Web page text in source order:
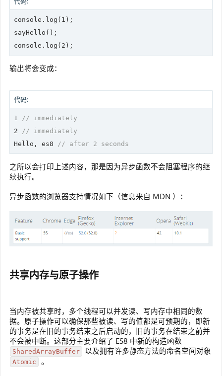
console .log( 1 );
console .log( 2 );
输出将会变成：
代码:
1
// immediately
2
// immediately
Hello, es8
// after 2 seconds
之所以会打印上述内容，那是因为异步函数不会阻塞程序的继
续执行。
异步函数的浏览器支持情况如下（信息来自 MDN ）：
共享内存与原子操作
当内存被共享时，多个线程可以并发读、写内存中相同的数
据。原子操作可以确保那些被读、写的值都是可预期的，即新
的事务是在旧的事务结束之后启动的，旧的事务在结束之前并
不会被中断。这部分主要介绍了 ES8 中新的构造函数
SharedArrayBuffer 以及拥有许多静态方法的命名空间对象
Atomic 。